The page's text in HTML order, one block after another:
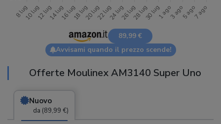
89,99 €
Avvisami quando il prezzo scende!
Offerte Moulinex AM3140 Super Uno
Nuovo
da (89,99 €)